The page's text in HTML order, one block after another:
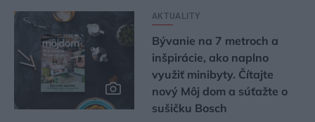
AKTUALITY
Bývanie na 7 metroch a
inšpirácie, ako naplno
využiť minibyty. Čítajte
nový Môj dom a súťažte o
sušičku Bosch